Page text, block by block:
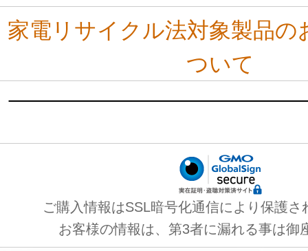
家電リサイクル法対象製品の
ついて
ご購入情報はSSL暗号化通信により保護さ
お客様の情報は、第3者に漏れる事は御